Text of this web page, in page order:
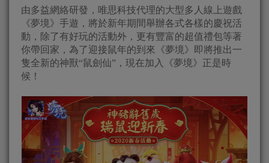
由多益網絡研發，唯思科技代理的大型多人線上遊戲
《夢境》手遊，將於新年期間舉辦各式各樣的慶祝活
動，除了有好玩的活動外，更有豐富的超值禮包等著
你帶回家，為了迎接鼠年的到來《夢境》即將推出一
隻全新的神獸“鼠劍仙”，現在加入《夢境》正是時
候！